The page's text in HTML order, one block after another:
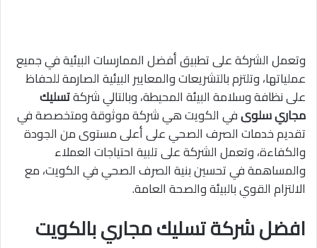
وتعمل الشركة على تطبيق أفضل الممارسات البيئية في جميع
عملياتها، وتلتزم بالتشريعات والمعايير البيئية الصارمة للحفاظ
على نظافة وسلامة البيئة المحيطة، وبالتالي شركةتسليك
مجاري سلوىفي الكويت هي شركة موثوقة ومتخصصة في
تقديم خدمات الصرف الصحي على أعلى مستوى من الجودة
والكفاءة، وتعمل الشركة على تلبية احتياجات العملاء
والمساهمة في تحسين بنية الصرف الصحي في الكويت، مع
الالتزام القوي بالبيئة والصحة العامة.
افضل شركة تسليك مجاري بالكويت